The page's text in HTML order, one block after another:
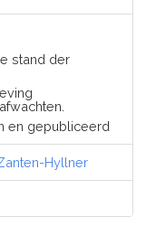
stand der
en gepubliceerd
Hyllner